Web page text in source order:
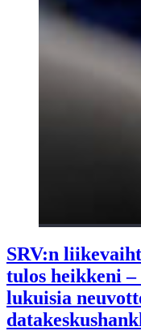
SRV:n
tulos heikkeni
lukuisia